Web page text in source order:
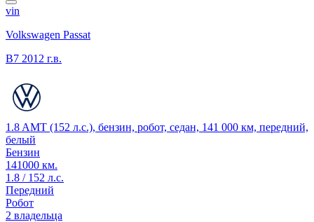
vin
Volkswagen Passat
B7 2012 г.в.
1.8 AMT (152 л.с.), бензин, робот, седан, 141 000 км, передний,
белый
Бензин
141000 км.
1.8 / 152 л.с.
Передний
Робот
2 владельца